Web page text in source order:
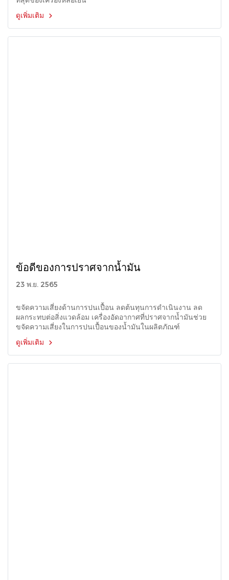
ดูเพิ่มเติม
ข้อดีของการปราศจากน้ำมัน
23 พ.ย. 2565
ขจัดความเสี่ยงด้านการปนเปื้อน ลดต้นทุนการดำเนินงาน ลด
ผลกระทบต่อสิ่งแวดล้อม เครื่องอัดอากาศที่ปราศจากน้ำมันช่วย
ขจัดความเสี่ยงในการปนเปื้อนของน้ำมันในผลิตภัณฑ์
ดูเพิ่มเติม